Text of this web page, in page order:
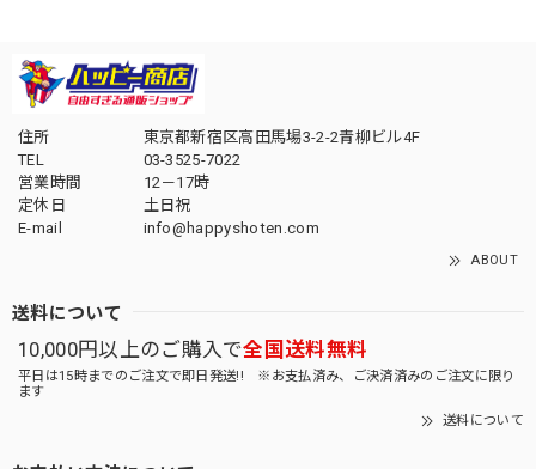
住所
東京都新宿区高田馬場3-2-2青柳ビル4F
TEL
03-3525-7022
営業時間
12－17時
定休日
土日祝
E-mail
info@happyshoten.com
ABOUT
送料について
10,000円以上のご購入で全国送料無料
平日は15時までのご注文で即日発送!! ※お支払済み、ご決済済みのご注文に限り
ます
送料について